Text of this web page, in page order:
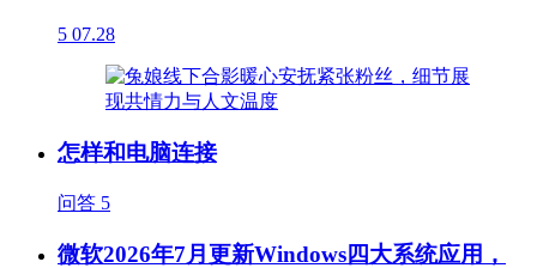
5 07.28
怎样和电脑连接
问答 5
微软2026年7月更新Windows四大系统应用，